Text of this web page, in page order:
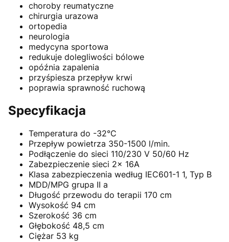
choroby reumatyczne
chirurgia urazowa
ortopedia
neurologia
medycyna sportowa
redukuje dolegliwości bólowe
opóźnia zapalenia
przyśpiesza przepływ krwi
poprawia sprawność ruchową
Specyfikacja
Temperatura do -32°C
Przepływ powietrza 350-1500 l/min.
Podłączenie do sieci 110/230 V 50/60 Hz
Zabezpieczenie sieci 2x 16A
Klasa zabezpieczenia według IEC601-1 1, Typ B
MDD/MPG grupa II a
Długość przewodu do terapii 170 cm
Wysokość 94 cm
Szerokość 36 cm
Głębokość 48,5 cm
Ciężar 53 kg